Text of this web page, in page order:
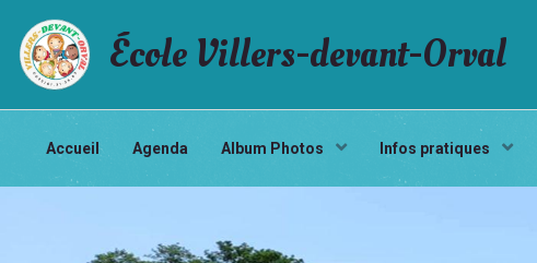
École Villers-devant-Orval
Accueil Agenda Album Photos Infos pratiques